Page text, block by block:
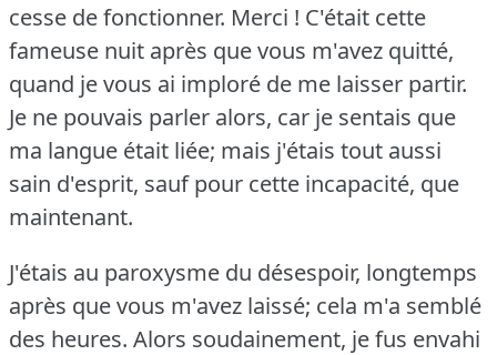
cesse de fonctionner. Merci ! C'était cette
fameuse nuit après que vous m'avez quitté,
quand je vous ai imploré de me laisser partir.
Je ne pouvais parler alors, car je sentais que
ma langue était liée; mais j'étais tout aussi
sain d'esprit, sauf pour cette incapacité, que
maintenant.
J'étais au paroxysme du désespoir, longtemps
après que vous m'avez laissé; cela m'a semblé
des heures. Alors soudainement, je fus envahi